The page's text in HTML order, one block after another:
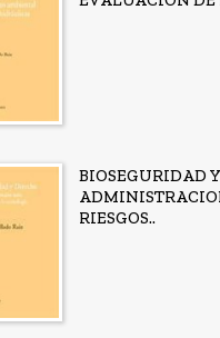
BIOSEGURIDAD
RIESGOS..